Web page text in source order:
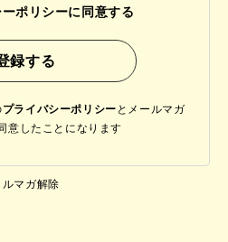
ポリシーに同意する
プライバシーポリシー と メールマガ
意したことになります
ルマガ解除